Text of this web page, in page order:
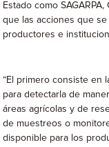
Estado como
que las acciones que
productores e
“El primero consiste en
para detectarla de
áreas agrícolas y de
de muestreos o
disponible para los